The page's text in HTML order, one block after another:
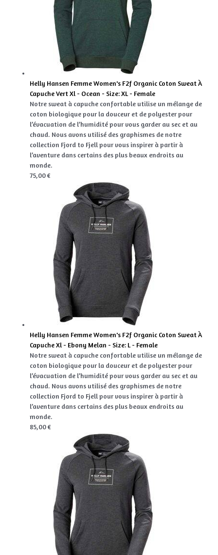
Helly Hansen Femme Women's F2f Organic Coton Sweat À
Capuche Vert Xl - Ocean - Size: XL - Female
Notre sweat à capuche confortable utilise un mélange de
coton biologique pour la douceur et de polyester pour
l’évacuation de l’humidité pour vous garder au sec et au
chaud. Nous avons utilisé des graphismes de notre
collection Fjord to Fjell pour vous inspirer à partir à
l’aventure dans certains des plus beaux endroits au
monde.
75,00 €
Helly Hansen Femme Women's F2f Organic Coton Sweat À
Capuche Xl - Ebony Melan - Size: L - Female
Notre sweat à capuche confortable utilise un mélange de
coton biologique pour la douceur et de polyester pour
l’évacuation de l’humidité pour vous garder au sec et au
chaud. Nous avons utilisé des graphismes de notre
collection Fjord to Fjell pour vous inspirer à partir à
l’aventure dans certains des plus beaux endroits au
monde.
85,00 €